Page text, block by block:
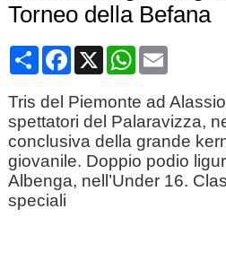
Torneo della Befana
CondividiFacebook
X WhatsApp
Email
Tris del Piemonte ad
spettatori del Palaravizza,
conclusiva della grande
giovanile. Doppio podio
Albenga, nell’Under 16.
speciali